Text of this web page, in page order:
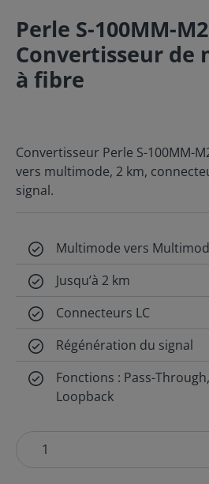
Perle S-100MM-
Convertisseur de
à fibre
Convertisseur Perle S-100MM-
vers multimode, 2 km,
signal.
Multimode vers
Jusqu’à 2 km
Connecteurs LC
Régénération du signal
Fonctions : Pass-
Loopback